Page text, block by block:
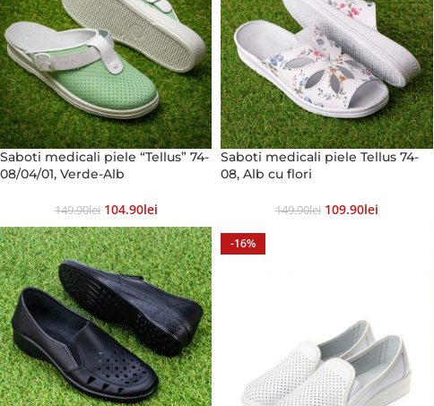
Saboti medicali piele “Tellus” 74-
08/04/01, Verde-Alb
149.90Lei 104.90Lei
Saboti medicali piele Tellus 74-
08, Alb cu flori
149.90Lei 109.90Lei
-16%